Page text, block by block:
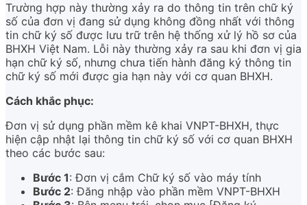
Trường hợp này thường xảy ra do thông tin trên chữ ký
số của đơn vị đang sử dụng không đồng nhất với thông
tin chữ ký số được lưu trữ trên hệ thống xử lý hồ sơ của
BHXH Việt Nam. Lỗi này thường xảy ra sau khi đơn vị gia
hạn chữ ký số, nhưng chưa tiến hành đăng ký thông tin
chữ ký số mới được gia hạn này với cơ quan BHXH.
Cách khắc phục:
Đơn vị sử dụng phần mềm kê khai VNPT-BHXH, thực
hiện cập nhật lại thông tin chữ ký số với cơ quan BHXH
theo các bước sau:
Bước 1: Đơn vị cắm Chữ ký số vào máy tính
Bước 2: Đăng nhập vào phần mềm VNPT-BHXH